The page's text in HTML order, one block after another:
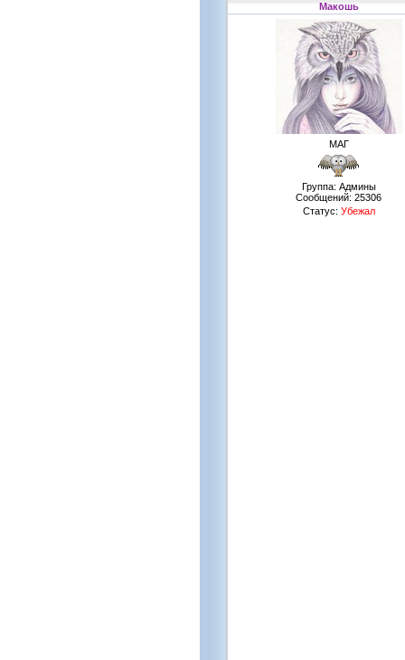
Макошь
МАГ
Группа: Админы
Сообщений: 25306
Статус: Убежал